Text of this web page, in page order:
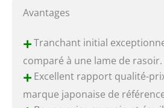
Avantages
+Tranchant initial
comparé à une lame de rasoir.
+Excellent rapport qualité-
marque japonaise de